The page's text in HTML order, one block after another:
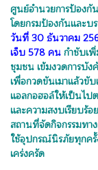
ศูนย์อำนวยการป้องกั
โดยกรมป้องกันและบ
วันที่ 30 ธันวาคม
เจ็บ 578 คนกำชับเ
ชุมชน เข้มงวดการบัง
เพื่อกวดขันเมาแล้วขั
แอลกอฮอล์ให้เป็นไป
และความสงบเรียบร้
สถานที่จัดกิจกรรมทา
ใช้อุปกรณ์นิรภัยทุกค
เคร่งครัด